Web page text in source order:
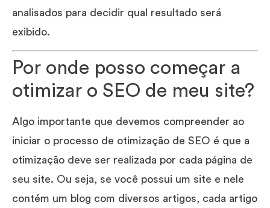
analisados para decidir qual resultado será
exibido.
Por onde posso começar a
otimizar o SEO de meu site?
Algo importante que devemos compreender ao
iniciar o processo de otimização de SEO é que a
otimização deve ser realizada por cada página de
seu site. Ou seja, se você possui um site e nele
contém um blog com diversos artigos, cada artigo